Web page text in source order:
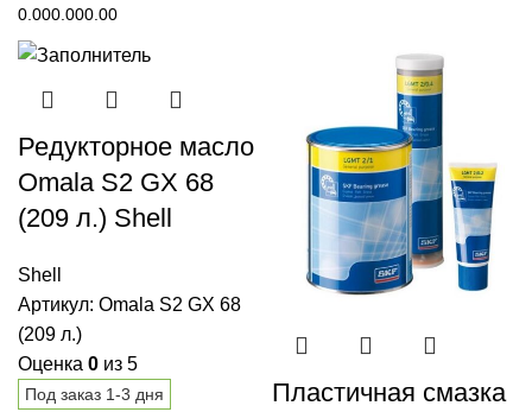
0.000.000.00
Редукторное масло
Omala S2 GX 68
(209 л.) Shell
Shell
Артикул: Omala S2 GX 68
(209 л.)
Оценка 0 из 5
Под заказ 1-3 дня
Пластичная смазка